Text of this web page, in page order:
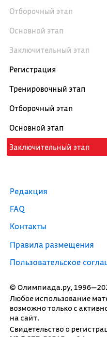
Отборочный этап
Основной этап
Заключительный этап
Регистрация
Тренировочный этап
Отборочный этап
Основной этап
Заключительный этап
© Олимпиада.ру,
Любое использование
возможно только с
на сайт.
Свидетельство о
Редакция
FAQ
Контакты
Правила размещения
Пользовательское